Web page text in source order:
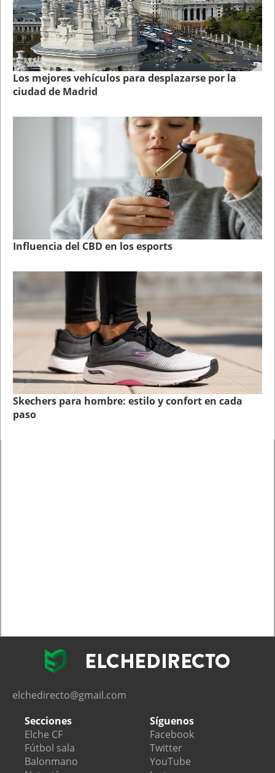
Los mejores vehículos para desplazarse por la
ciudad de Madrid
Influencia del CBD en los esports
Skechers para hombre: estilo y confort en cada
paso
elchedirecto@gmail.com
Secciones
Elche CF
Fútbol sala
Balonmano
Síguenos
Facebook
Twitter
YouTube